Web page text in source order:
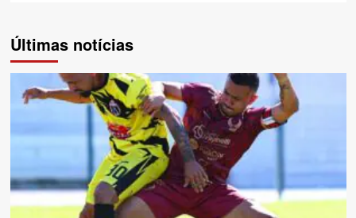
Últimas notícias